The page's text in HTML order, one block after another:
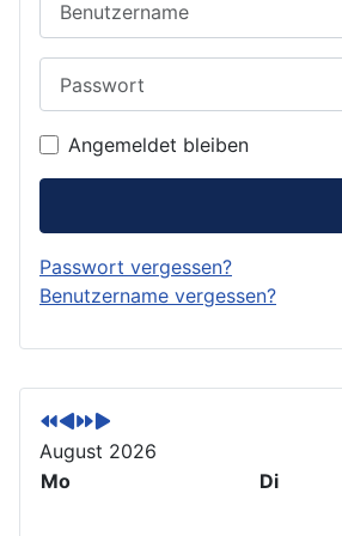
V
o
r
h
V
o
r
h
N
ä
c
N
ä
c
August 2026
Mo
Di
Angemeldet bleiben
Passwort vergessen?
Benutzername vergessen?